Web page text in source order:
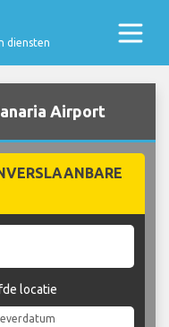
diensten
Airport
locatie